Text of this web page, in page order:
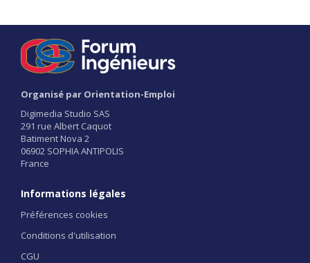
Organisé par Orientation-Emploi
Digimedia Studio SAS
291 rue Albert Caquot
Batiment Nova 2
06902 SOPHIA ANTIPOLIS
France
Informations légales
Préférences cookies
Conditions d'utilisation
CGU